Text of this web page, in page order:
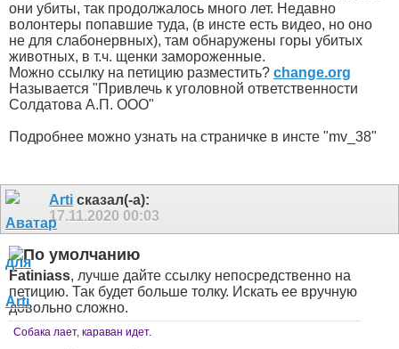
они убиты, так продолжалось много лет. Недавно
волонтеры попавшие туда, (в инсте есть видео, но оно
не для слабонервных), там обнаружены горы убитых
животных, в т.ч. щенки замороженные.
Можно ссылку на петицию разместить? change.org
Называется "Привлечь к уголовной ответственности
Солдатова А​.​П. ООО"
Подробнее можно узнать на страничке в инсте "mv_38"
Arti сказал(-а):
17.11.2020 00:03
Fatiniass, лучше дайте ссылку непосредственно на
петицию. Так будет больше толку. Искать ее вручную
довольно сложно.
Собака лает, караван идет.